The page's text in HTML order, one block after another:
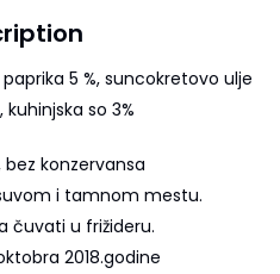
5 %, suncokretovo ulje
kuhinjska so 3%
konzervansa
i tamnom mestu.
čuvati u frižideru.
2018.godine